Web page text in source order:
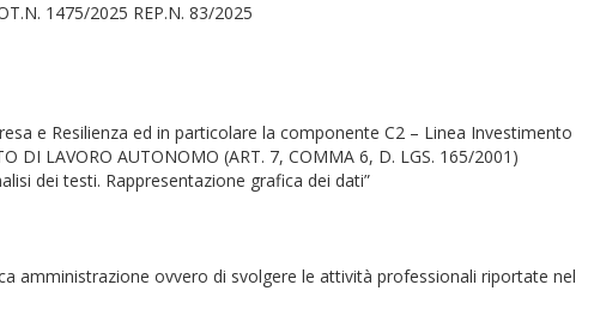
1475/2025 REP.N. 83/2025
e Resilienza ed in particolare la componente C2 – Linea Investimento
DI LAVORO AUTONOMO (ART. 7, COMMA 6, D. LGS. 165/2001)
dei testi. Rappresentazione grafica dei dati”
amministrazione ovvero di svolgere le attività professionali riportate nel